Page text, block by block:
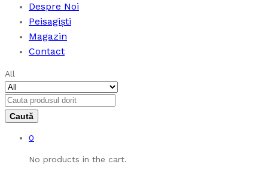
Despre Noi
Peisagiști
Magazin
Contact
All
0
No products in the cart.